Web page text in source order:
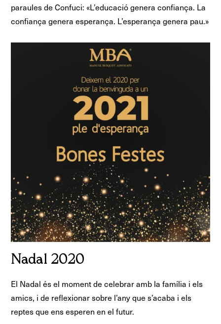
paraules de Confuci: «L’educació genera confiança. La
confiança genera esperança. L’esperança genera pau.»
Nadal 2020
El Nadal és el moment de celebrar amb la família i els
amics, i de reflexionar sobre l’any que s’acaba i els
reptes que ens esperen en el futur.